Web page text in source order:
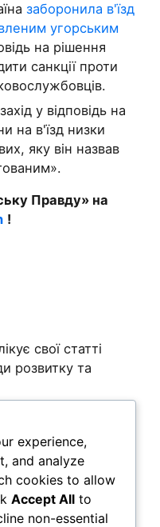
заборонила в'їзд
угорським
на рішення
санкції проти
у відповідь на
на в'їзд низки
яку він назвав
Правду» на
!
свої статті
розвитку та
experience,
and analyze
cookies to allow
Accept All to
non-essential